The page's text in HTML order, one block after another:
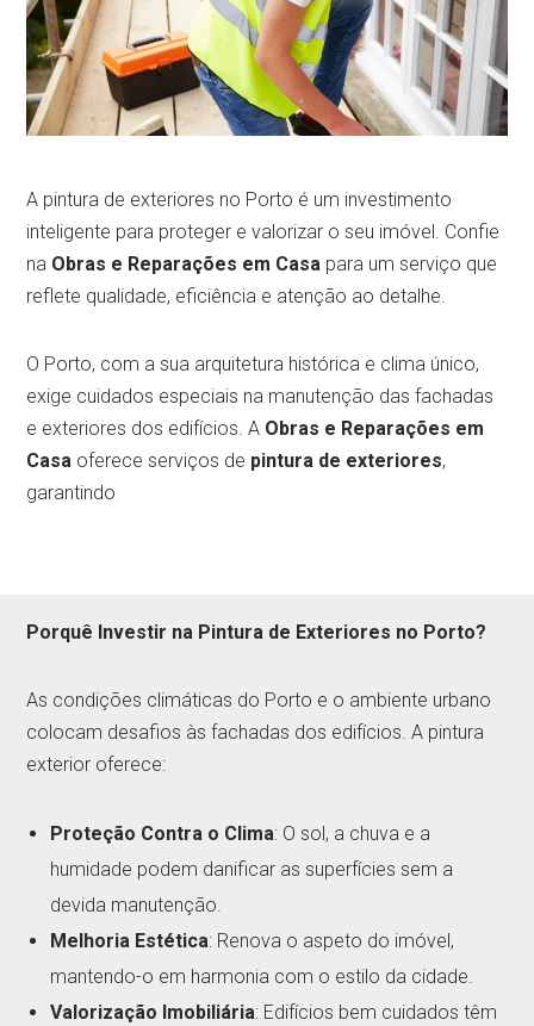
A pintura de exteriores no Porto é um investimento
inteligente para proteger e valorizar o seu imóvel. Confie
na Obras e Reparações em Casa para um serviço que
reflete qualidade, eficiência e atenção ao detalhe.
O Porto, com a sua arquitetura histórica e clima único,
exige cuidados especiais na manutenção das fachadas
e exteriores dos edifícios. A Obras e Reparações em
Casa oferece serviços de pintura de exteriores,
garantindo
Porquê Investir na Pintura de Exteriores no Porto?
As condições climáticas do Porto e o ambiente urbano
colocam desafios às fachadas dos edifícios. A pintura
exterior oferece:
Proteção Contra o Clima: O sol, a chuva e a
humidade podem danificar as superfícies sem a
devida manutenção.
Melhoria Estética: Renova o aspeto do imóvel,
mantendo-o em harmonia com o estilo da cidade.
Valorização Imobiliária: Edifícios bem cuidados têm